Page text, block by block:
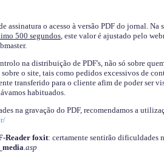
assinatura o acesso à versão PDF do jornal. Na
500 segundos, este valor é ajustado pelo
na distribuição de PDF's, não só sobre
sobre o site, tais como pedidos excessivos de
transferido para o cliente afim de poder ser
habituados.
na gravação do PDF, recomendamos a
Reader foxit: certamente sentirão dificuldades
.asp